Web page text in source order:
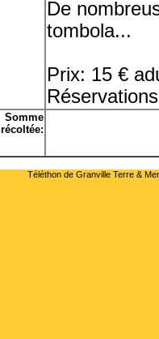
De
tombola...
Prix: 15 €
Somme
récoltée:
Téléthon de Granville Terre &